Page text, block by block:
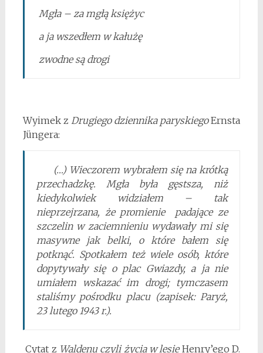
Mgła – za mgłą księżyc
a ja wszedłem w kałużę
zwodne są drogi
Wyimek z Drugiego dziennika paryskiegoErnsta
Jüngera:
(…) Wieczorem wybrałem się na krótką
przechadzkę. Mgła była gęstsza, niż
kiedykolwiek widziałem – tak
nieprzejrzana, że promienie padające ze
szczelin w zaciemnieniu wydawały mi się
masywne jak belki, o które bałem się
potknąć. Spotkałem też wiele osób, które
dopytywały się o plac Gwiazdy, a ja nie
umiałem wskazać im drogi; tymczasem
staliśmy pośrodku placu (zapisek: Paryż,
23 lutego 1943 r.).
Cytat z Waldenu czyli życia w lesieHenry’ego D.